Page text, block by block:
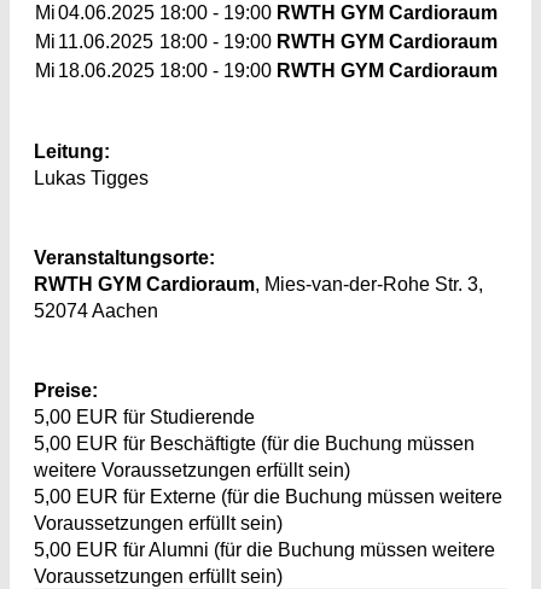
Mi04.06.2025 18:00 - 19:00 RWTH GYM Cardioraum
Mi 11.06.2025 18:00 - 19:00 RWTH GYM Cardioraum
Mi 18.06.2025 18:00 - 19:00 RWTH GYM Cardioraum
Leitung:
Lukas Tigges
Veranstaltungsorte:
RWTH GYM Cardioraum, Mies-van-der-Rohe Str. 3,
52074 Aachen
Preise:
5,00 EUR für Studierende
5,00 EUR für Beschäftigte (für die Buchung müssen
weitere Voraussetzungen erfüllt sein)
5,00 EUR für Externe (für die Buchung müssen weitere
Voraussetzungen erfüllt sein)
5,00 EUR für Alumni (für die Buchung müssen weitere
Voraussetzungen erfüllt sein)